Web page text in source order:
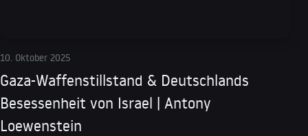
10. Oktober 2025
Gaza-Waffenstillstand & Deutschlands
Besessenheit von Israel | Antony
Loewenstein